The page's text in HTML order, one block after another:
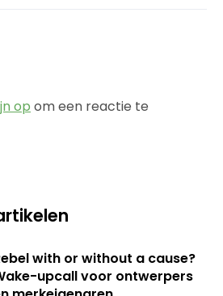
op om een reactie te
with or without a cause?
upcall voor ontwerpers